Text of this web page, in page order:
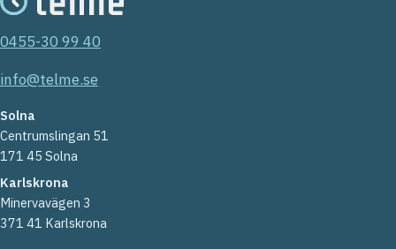
0455-30 99 40
info@telme.se
Solna
Centrumslingan 51
171 45 Solna
Karlskrona
Minervavägen 3
371 41 Karlskrona